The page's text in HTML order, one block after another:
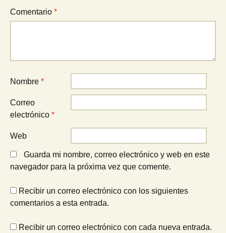
Comentario *
Nombre *
Correo
electrónico *
Web
Guarda mi nombre, correo electrónico y web en este
navegador para la próxima vez que comente.
Recibir un correo electrónico con los siguientes
comentarios a esta entrada.
Recibir un correo electrónico con cada nueva entrada.